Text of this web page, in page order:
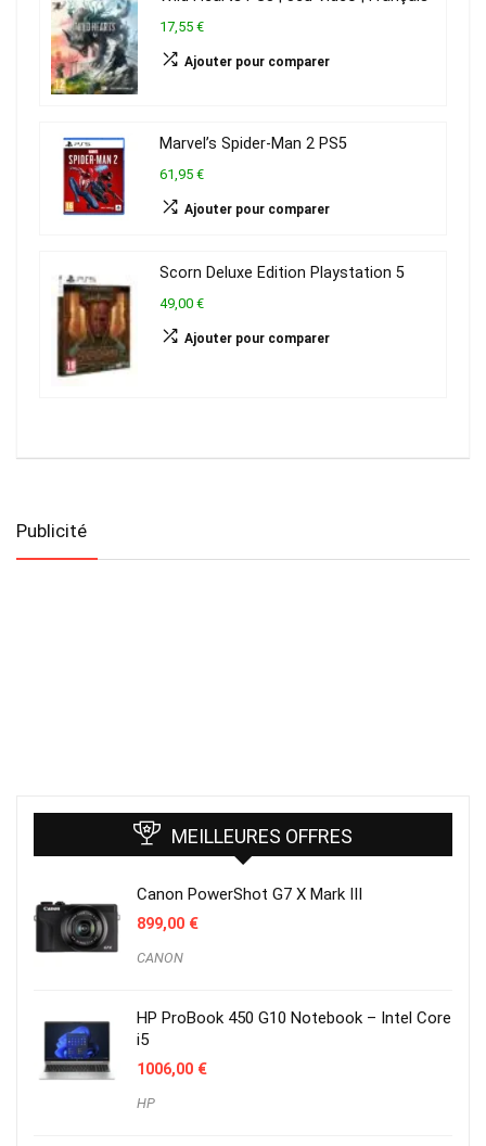
17,55 €
Ajouter pour comparer
Marvel’s Spider-Man 2 PS5
61,95 €
Ajouter pour comparer
Scorn Deluxe Edition Playstation 5
49,00 €
Ajouter pour comparer
Publicité
MEILLEURES OFFRES
Canon PowerShot G7 X Mark III
899,00 €
CANON
HP ProBook 450 G10 Notebook – Intel Core
i5
1006,00 €
HP